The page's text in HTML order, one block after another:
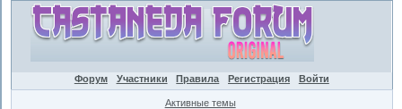
Форум Участники Правила Регистрация Войти
Активные темы